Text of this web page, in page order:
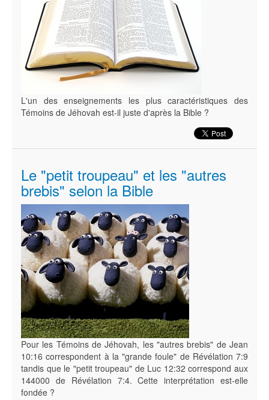
L'un des enseignements les plus caractéristiques des
Témoins de Jéhovah est-il juste d'après la Bible ?
Le "petit troupeau" et les "autres
brebis" selon la Bible
Pour les Témoins de Jéhovah, les "autres brebis" de Jean
10:16 correspondent à la "grande foule" de Révélation 7:9
tandis que le "petit troupeau" de Luc 12:32 correspond aux
144000 de Révélation 7:4. Cette interprétation est-elle
fondée ?